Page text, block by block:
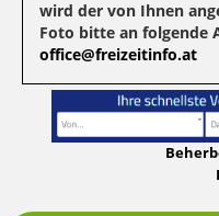
wird der von Ihnen
Foto bitte an folgende
office@freizeitinfo.at